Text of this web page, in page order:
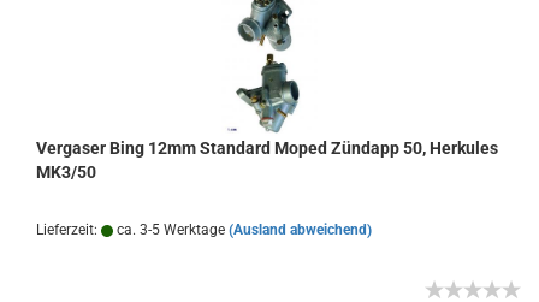
Vergaser Bing 12mm Standard Moped Zündapp 50, Herkules
MK3/50
Lieferzeit: ca. 3-5 Werktage (Ausland abweichend)